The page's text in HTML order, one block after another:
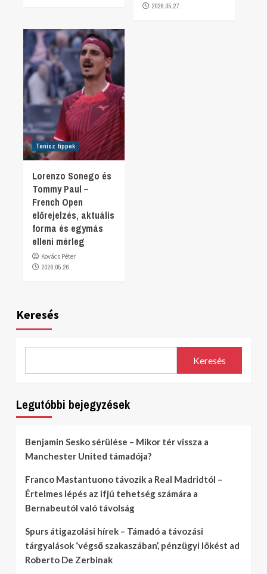
2026.05.27.
Tenisz tippek
Lorenzo Sonego és
Tommy Paul –
French Open
előrejelzés, aktuális
forma és egymás
elleni mérleg
Kovács Péter
2026.05.26.
Keresés
Keresés
Legutóbbi bejegyzések
Benjamin Sesko sérülése – Mikor tér vissza a
Manchester United támadója?
Franco Mastantuono távozik a Real Madridtól –
Értelmes lépés az ifjú tehetség számára a
Bernabeutól való távolság
Spurs átigazolási hírek – Támadó a távozási
tárgyalások ‘végső szakaszában’, pénzügyi lökést ad
Roberto De Zerbinak